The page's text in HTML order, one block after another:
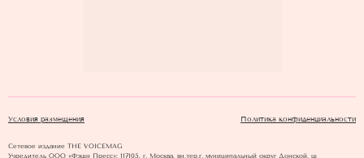
Условия размещения Политика конфиденциальности
Сетевое издание THE VOICEMAG
Учредитель ООО «Фэшн Пресс»: 117105, г. Москва, вн.тер.г. муниципальный округ Донской, ш